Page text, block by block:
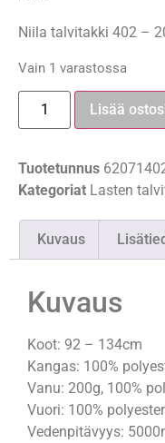
Niila talvitakki 402 –
Vain 1 varastossa
Lisää
Tuotetunnus
Kategoriat Lasten
Kuvaus
Kuvaus
Koot: 92 – 134cm
Kangas: 100%
Vanu: 200g, 100%
Vuori: 100%
Vedenpitävyys: